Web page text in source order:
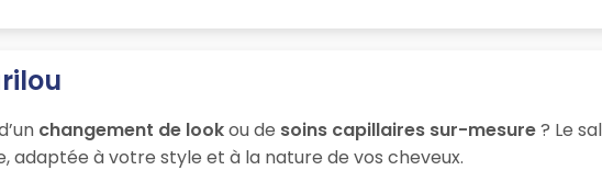
changement de lookou de soins capillaires sur-mesure? Le
adaptée à votre style et à la nature de vos cheveux.